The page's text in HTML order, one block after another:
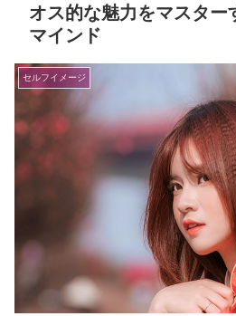
オス的な魅力をマスター
マインド
セルフイメージ